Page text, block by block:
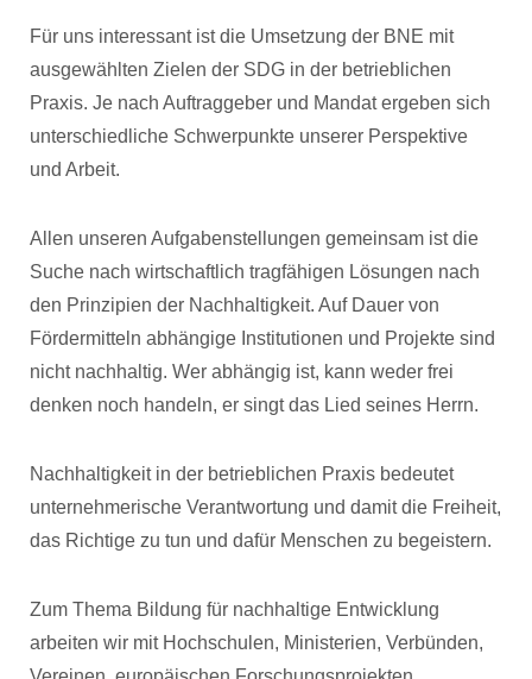
Für uns interessant ist die Umsetzung der BNE mit
ausgewählten Zielen der SDG in der betrieblichen
Praxis. Je nach Auftraggeber und Mandat ergeben sich
unterschiedliche Schwerpunkte unserer Perspektive
und Arbeit.
Allen unseren Aufgabenstellungen gemeinsam ist die
Suche nach wirtschaftlich tragfähigen Lösungen nach
den Prinzipien der Nachhaltigkeit. Auf Dauer von
Fördermitteln abhängige Institutionen und Projekte sind
nicht nachhaltig. Wer abhängig ist, kann weder frei
denken noch handeln, er singt das Lied seines Herrn.
Nachhaltigkeit in der betrieblichen Praxis bedeutet
unternehmerische Verantwortung und damit die Freiheit,
das Richtige zu tun und dafür Menschen zu begeistern.
Zum Thema Bildung für nachhaltige Entwicklung
arbeiten wir mit Hochschulen, Ministerien, Verbünden,